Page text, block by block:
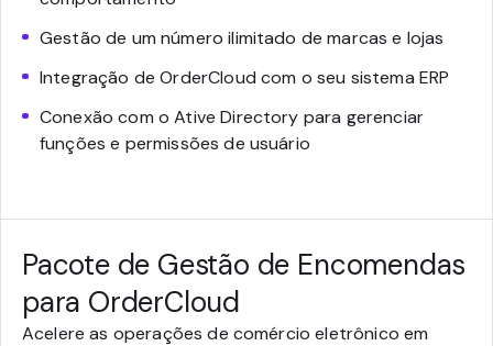
Gestão de um número ilimitado de marcas e lojas
Integração de OrderCloud com o seu sistema ERP
Conexão com o Ative Directory para gerenciar
funções e permissões de usuário
Pacote de Gestão de Encomendas
para OrderCloud
Acelere as operações de comércio eletrônico em